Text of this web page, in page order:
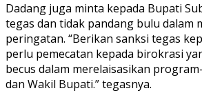
Dadang juga minta kepada Bupati
tegas dan tidak pandang bulu dalam
peringatan. “Berikan sanksi tegas
perlu pemecatan kepada birokrasi
becus dalam merelaisasikan
dan Wakil Bupati.” tegasnya.